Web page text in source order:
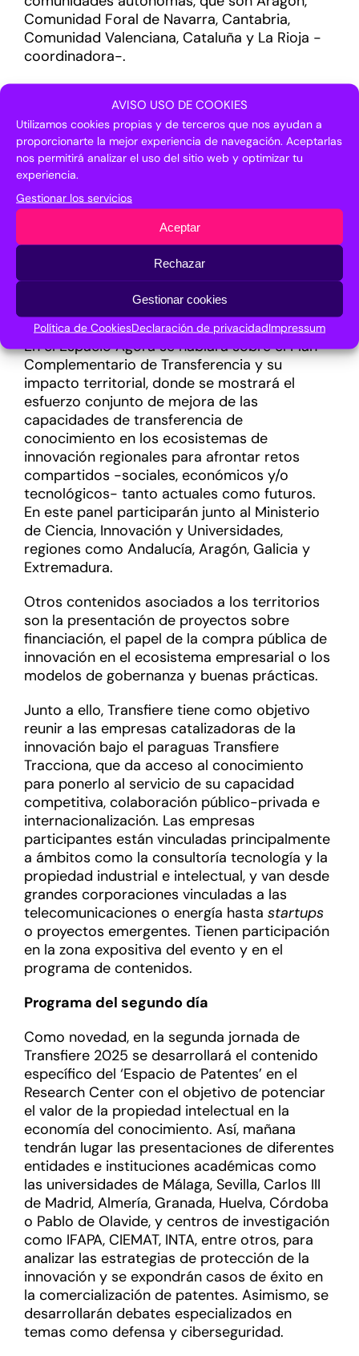
AVISO USO DE COOKIES
Utilizamos cookies propias y de terceros que nos ayudan a
proporcionarte la mejor experiencia de navegación. Aceptarlas
nos permitirá analizar el uso del sitio web y optimizar tu
experiencia.
Gestionar los servicios
Aceptar
Rechazar
Gestionar cookies
Política de CookiesDeclaración de privacidadImpressum
Comunidad Foral de Navarra, Cantabria,
Comunidad Valenciana, Cataluña y La Rioja -
coordinadora-.
Otras regiones participantes presentarán sus
proyectos más punteros en áreas como la
cooperación público-privada, los modelos de
gobernanza y la atracción de inversión. Se
darán a conocer casos de éxito regionales
como el de Castilla y León, que explicará
como una aceleradora como Wolaria –
número uno en España de aceleradoras
europeas según el ranking del Financial
Times-, ha evolucionado y se ha diversificado
democratizar y ampliar sus servicios al
emprendimiento innovador.
En el Espacio Ágora se hablará sobre el Plan
Complementario de Transferencia y su
impacto territorial, donde se mostrará el
esfuerzo conjunto de mejora de las
capacidades de transferencia de
conocimiento en los ecosistemas de
innovación regionales para afrontar retos
compartidos -sociales, económicos y/o
tecnológicos- tanto actuales como futuros.
En este panel participarán junto al Ministerio
de Ciencia, Innovación y Universidades,
regiones como Andalucía, Aragón, Galicia y
Extremadura.
Otros contenidos asociados a los territorios
son la presentación de proyectos sobre
financiación, el papel de la compra pública de
innovación en el ecosistema empresarial o los
modelos de gobernanza y buenas prácticas.
Junto a ello, Transfiere tiene como objetivo
reunir a las empresas catalizadoras de la
innovación bajo el paraguas Transfiere
Tracciona, que da acceso al conocimiento
para ponerlo al servicio de su capacidad
competitiva, colaboración público-privada e
internacionalización. Las empresas
participantes están vinculadas principalmente
a ámbitos como la consultoría tecnología y la
propiedad industrial e intelectual, y van desde
grandes corporaciones vinculadas a las
telecomunicaciones o energía hasta startups
o proyectos emergentes. Tienen participación
en la zona expositiva del evento y en el
programa de contenidos.
Programa del segundo día
Como novedad, en la segunda jornada de
Transfiere 2025 se desarrollará el contenido
específico del ‘Espacio de Patentes’ en el
Research Center con el objetivo de potenciar
el valor de la propiedad intelectual en la
economía del conocimiento. Así, mañana
tendrán lugar las presentaciones de diferentes
entidades e instituciones académicas como
las universidades de Málaga, Sevilla, Carlos III
de Madrid, Almería, Granada, Huelva, Córdoba
o Pablo de Olavide, y centros de investigación
como IFAPA, CIEMAT, INTA, entre otros, para
analizar las estrategias de protección de la
innovación y se expondrán casos de éxito en
la comercialización de patentes. Asimismo, se
desarrollarán debates especializados en
temas como defensa y ciberseguridad.